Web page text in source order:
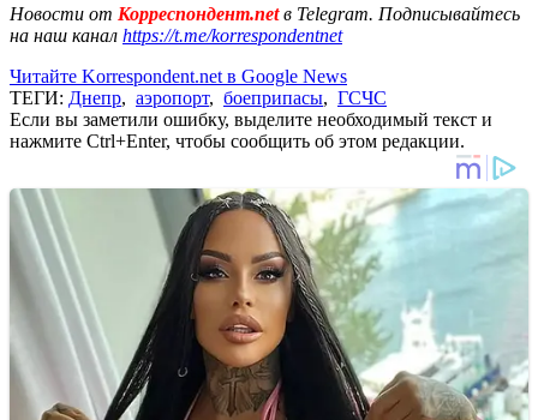
Новости от Корреспондент.netв Telegram. Подписывайтесь
на наш канал https://t.me/korrespondentnet
Читайте Korrespondent.net в Google News
ТЕГИ: Днепр, аэропорт, боеприпасы, ГСЧС
Если вы заметили ошибку, выделите необходимый текст и
нажмите Ctrl+Enter, чтобы сообщить об этом редакции.